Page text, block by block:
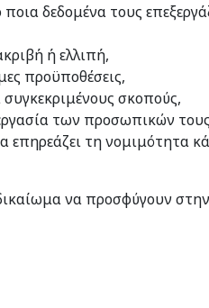
δεδομένα τους
ή ελλιπή,
προϋποθέσεις,
σκοπούς,
των προσωπικών
τη νομιμότητα
να προσφύγουν